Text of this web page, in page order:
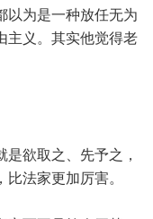
以为是一种放任无为
主义。其实他觉得老
欲取之、先予之，
法家更加厉害。